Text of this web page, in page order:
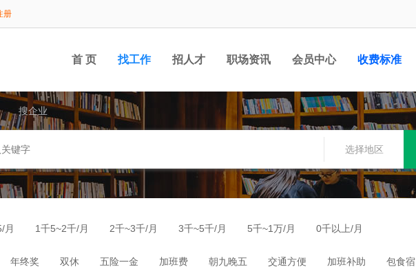
册
首 页 找工作 招人才 职场资讯 会员中心 收费标准
搜企业
选择地区
月 1千5~2千/月 2千~3千/月 3千~5千/月 5千~1万/月 0千以上/月
年终奖 双休 五险一金 加班费 朝九晚五 交通方便 加班补助 包食宿